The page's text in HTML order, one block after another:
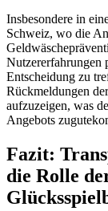
Insbesondere in
Schweiz, wo die
Nutzererfahrungen
Entscheidung zu
Rückmeldungen
aufzuzeigen, was
Angebots
Fazit:
die Rolle